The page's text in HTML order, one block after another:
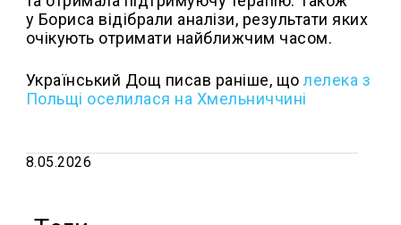
у Бориса відібрали аналізи, результати яких
очікують отримати найближчим часом.
Український Дощ писав раніше, щолелека з
Польщі оселилася на Хмельниччині
8.05.2026